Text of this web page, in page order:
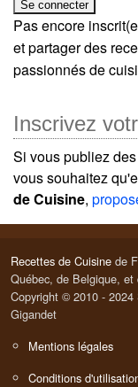
Pas encore
et partager des
passionnés de
Inscrivez
Si vous publiez
vous souhaitez
de Cuisine,
Recettes de Cuisine de
Québec, de Belgique, et
Copyright © 2010 - 2024
Gigandet
Mentions légales
Conditions